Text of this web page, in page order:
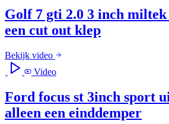
Golf 7 gti 2.0 3 inch miltek
een cut out klep
Bekijk video
Video
Ford focus st 3inch sport
alleen een einddemper